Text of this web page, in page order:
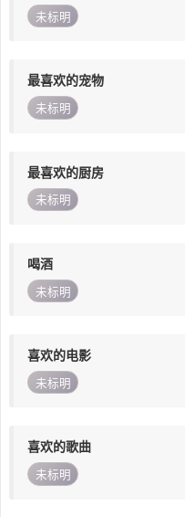
未标明
最喜欢的宠物
未标明
最喜欢的厨房
未标明
喝酒
未标明
喜欢的电影
未标明
喜欢的歌曲
未标明